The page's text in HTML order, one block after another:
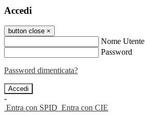
Accedi
button close ×
Nome Utente
Password
Password dimenticata?
-
Entra con SPID Entra con CIE